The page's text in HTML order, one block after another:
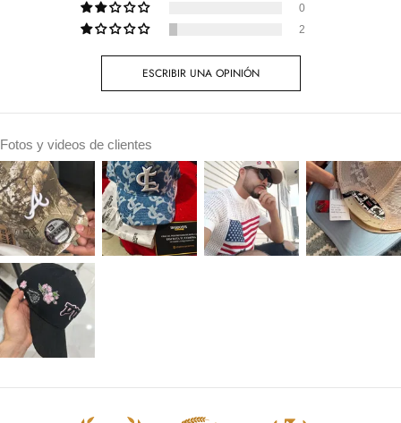
0
2
ESCRIBIR UNA OPINIÓN
Fotos y videos de clientes